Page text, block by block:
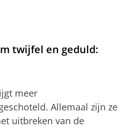
twijfel en geduld:
meer
Allemaal zijn ze
uitbreken van de